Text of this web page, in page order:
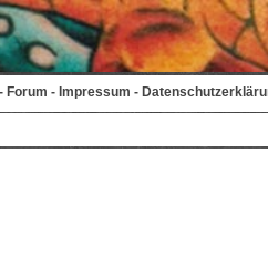
- Forum - Impressum -